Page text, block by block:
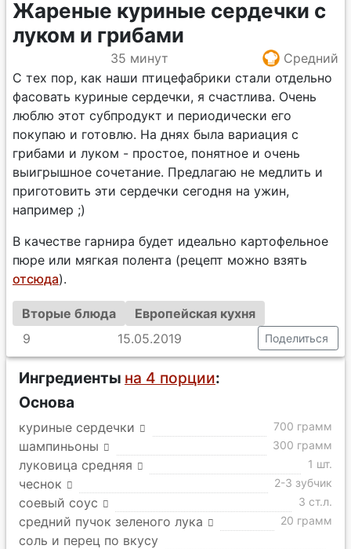
Жареные куриные сердечки с
луком и грибами
35 минут
Средний
С тех пор, как наши птицефабрики стали отдельно
фасовать куриные сердечки, я счастлива. Очень
люблю этот субпродукт и периодически его
покупаю и готовлю. На днях была вариация с
грибами и луком - простое, понятное и очень
выигрышное сочетание. Предлагаю не медлить и
приготовить эти сердечки сегодня на ужин,
например ;)
В качестве гарнира будет идеально картофельное
пюре или мягкая полента (рецепт можно взять
отсюда).
Вторые блюда
Европейская кухня
9
15.05.2019 Поделиться
Ингредиенты на 4 порции:
Основа
куриные сердечки 700 грамм
шампиньоны 300 грамм
луковица средняя 1 шт.
чеснок 2-3 зубчик
соевый соус 3 ст.л.
средний пучок зеленого лука 20 грамм
соль и перец по вкусу